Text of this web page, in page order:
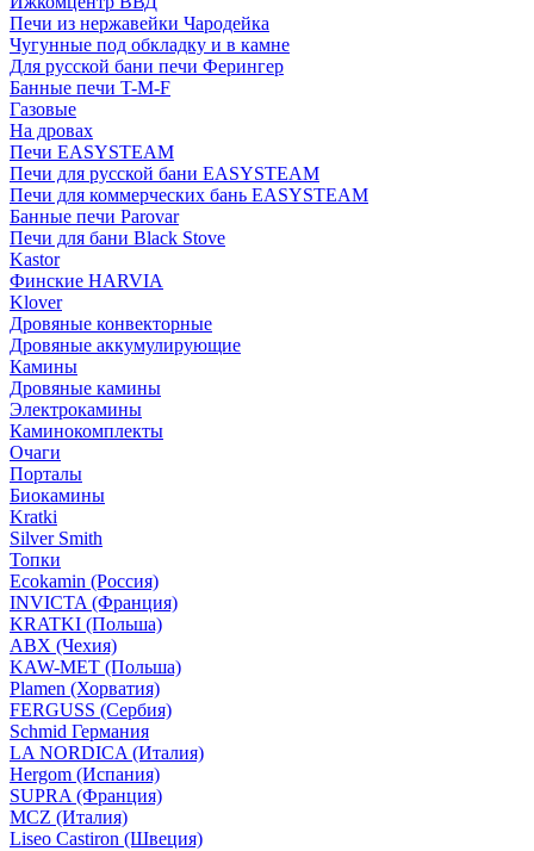
Печи из нержавейки Чародейка
Чугунные под обкладку и в камне
Для русской бани печи Ферингер
Банные печи T-M-F
Газовые
На дровах
Печи EASYSTEAM
Печи для русской бани EASYSTEAM
Печи для коммерческих бань EASYSTEAM
Банные печи Parovar
Печи для бани Black Stove
Kastor
Финские HARVIA
Klover
Дровяные конвекторные
Дровяные аккумулирующие
Камины
Дровяные камины
Электрокамины
Каминокомплекты
Очаги
Порталы
Биокамины
Kratki
Silver Smith
Топки
Ecokamin (Россия)
INVICTA (Франция)
KRATKI (Польша)
ABX (Чехия)
KAW-MET (Польша)
Plamen (Хорватия)
FERGUSS (Сербия)
Schmid Германия
LA NORDICA (Италия)
Hergom (Испания)
SUPRA (Франция)
MCZ (Италия)
Liseo Castiron (Швеция)